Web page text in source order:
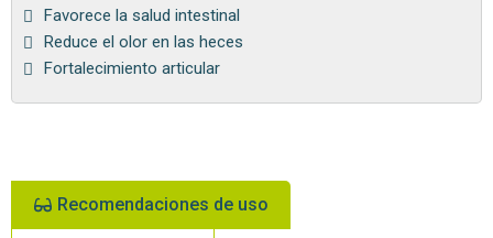
Favorece la salud intestinal
Reduce el olor en las heces
Fortalecimiento articular
Recomendaciones de uso